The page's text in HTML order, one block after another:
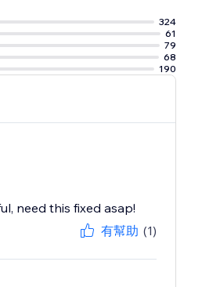
324
61
79
68
190
need this fixed asap!
有幫助 (1)